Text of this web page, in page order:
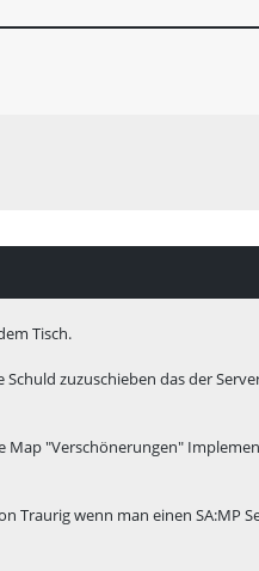
Tisch.
zuzuschieben das der
Map "Verschönerungen"
Traurig wenn man einen SA:MP